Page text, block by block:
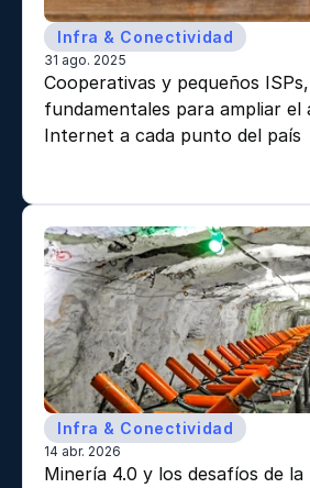
Infra & Conectividad
31 ago. 2025
Cooperativas y pequeños
fundamentales para ampliar el
Internet a cada punto del país
Infra & Conectividad
14 abr. 2026
Minería 4.0 y los desafíos de